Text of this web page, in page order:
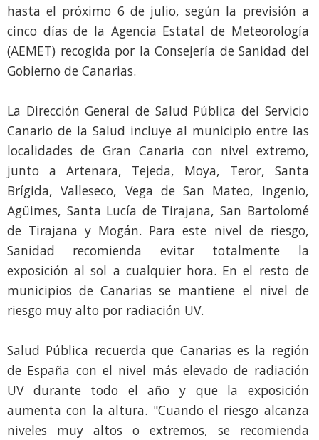
hasta el próximo 6 de julio, según la previsión a
cinco días de la Agencia Estatal de Meteorología
(AEMET) recogida por la Consejería de Sanidad del
Gobierno de Canarias.
La Dirección General de Salud Pública del Servicio
Canario de la Salud incluye al municipio entre las
localidades de Gran Canaria con nivel extremo,
junto a Artenara, Tejeda, Moya, Teror, Santa
Brígida, Valleseco, Vega de San Mateo, Ingenio,
Agüimes, Santa Lucía de Tirajana, San Bartolomé
de Tirajana y Mogán. Para este nivel de riesgo,
Sanidad recomienda evitar totalmente la
exposición al sol a cualquier hora. En el resto de
municipios de Canarias se mantiene el nivel de
riesgo muy alto por radiación UV.
Salud Pública recuerda que Canarias es la región
de España con el nivel más elevado de radiación
UV durante todo el año y que la exposición
aumenta con la altura. "Cuando el riesgo alcanza
niveles muy altos o extremos, se recomienda